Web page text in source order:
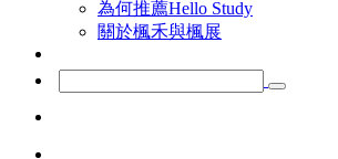
為何推薦Hello Study
關於楓禾與楓展